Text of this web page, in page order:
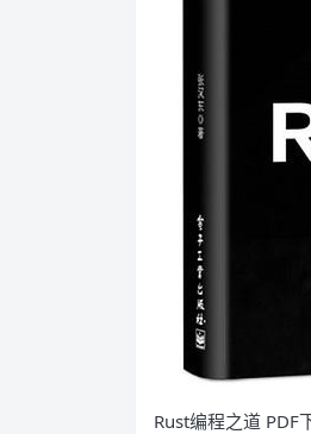
Rust编程之道 PDF